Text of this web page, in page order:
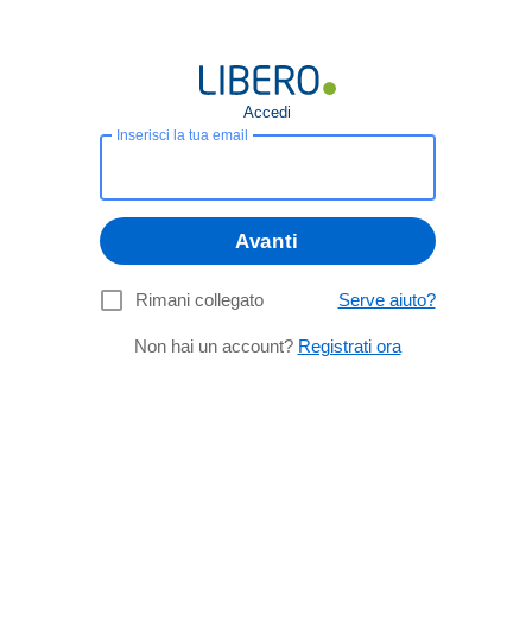
Accedi
Inserisci la tua email
Avanti
Rimani collegato Serve aiuto?
Non hai un account? Registrati ora